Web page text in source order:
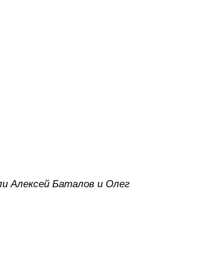
Алексей Баталов и Олег